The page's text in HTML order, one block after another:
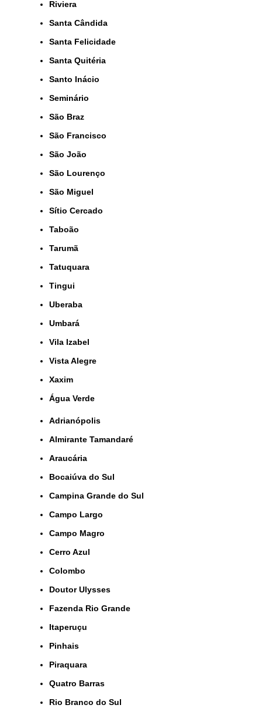
Riviera
Santa Cândida
Santa Felicidade
Santa Quitéria
Santo Inácio
Seminário
São Braz
São Francisco
São João
São Lourenço
São Miguel
Sítio Cercado
Taboão
Tarumã
Tatuquara
Tingui
Uberaba
Umbará
Vila Izabel
Vista Alegre
Xaxim
Água Verde
Adrianópolis
Almirante Tamandaré
Araucária
Bocaiúva do Sul
Campina Grande do Sul
Campo Largo
Campo Magro
Cerro Azul
Colombo
Doutor Ulysses
Fazenda Rio Grande
Itaperuçu
Pinhais
Piraquara
Quatro Barras
Rio Branco do Sul